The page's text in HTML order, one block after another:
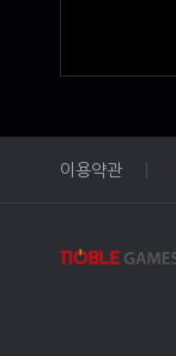
이용약관